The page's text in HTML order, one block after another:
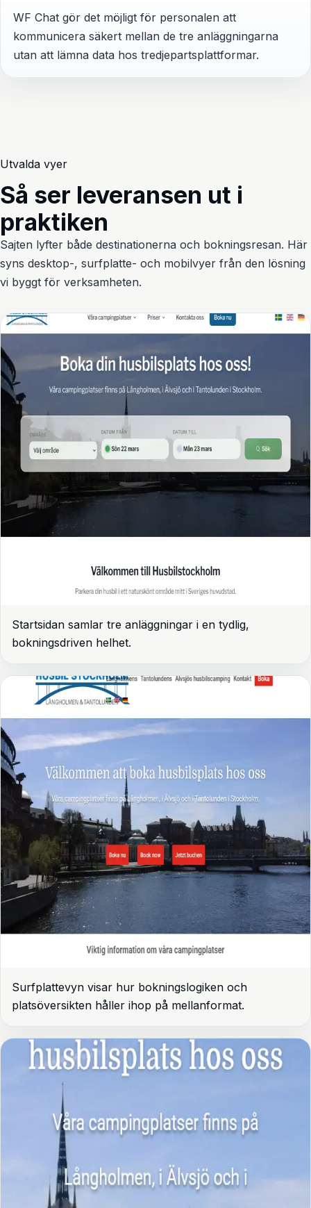
WF Chat gör det möjligt för personalen att
kommunicera säkert mellan de tre anläggningarna
utan att lämna data hos tredjepartsplattformar.
Utvalda vyer
Så ser leveransen ut i
praktiken
Sajten lyfter både destinationerna och bokningsresan. Här
syns desktop-, surfplatte- och mobilvyer från den lösning
vi byggt för verksamheten.
Startsidan samlar tre anläggningar i en tydlig,
bokningsdriven helhet.
Surfplattevyn visar hur bokningslogiken och
platsöversikten håller ihop på mellanformat.